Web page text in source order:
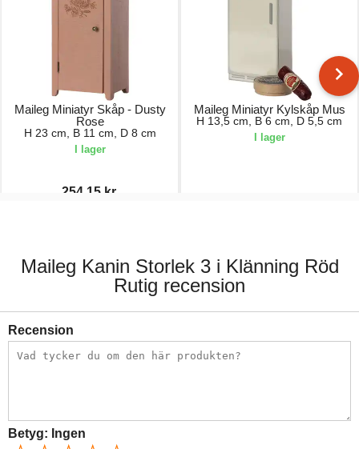
Maileg Miniatyr Skåp - Dusty
Rose
H 23 cm, B 11 cm, D 8 cm
I lager
254,15 kr.
Maileg Miniatyr Kylskåp Mus
H 13,5 cm, B 6 cm, D 5,5 cm
I lager
Maileg Kanin Storlek 3 i Klänning Röd
Rutig recension
Recension
Betyg: Ingen